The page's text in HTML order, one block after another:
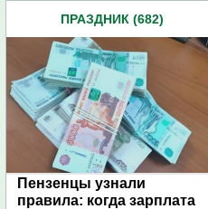
ПРАЗДНИК (682)
Пензенцы узнали
правила: когда зарплата